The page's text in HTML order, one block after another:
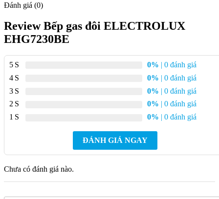
thụ
Thương
Electrolux
Sản xuất
Năm ra
Kính cường lực
Gang, có thể tháo rời
Đánh giá (0)
Review Bếp gas đôi ELECTROLUX
EHG7230BE
5 0% | 0 đánh giá
4
0% | 0 đánh giá
3
0% | 0 đánh giá
2
0% | 0 đánh giá
1
0% | 0 đánh giá
ĐÁNH GIÁ NGAY
Chưa có đánh giá nào.